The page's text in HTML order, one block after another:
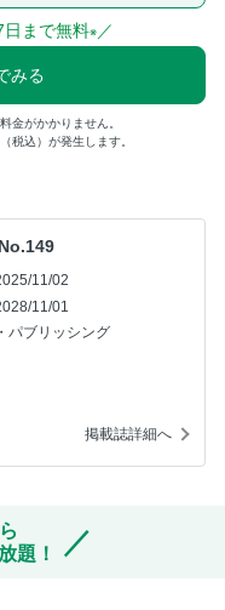
日まで無料※ ／
みる
金がかかりません。
税込）が発生します。
11/02
11/01
パブリッシング
掲載誌詳細へ
題！